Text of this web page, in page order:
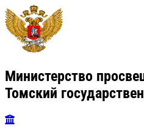
Министерство
Томский